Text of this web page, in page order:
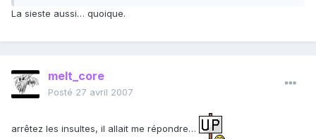
La sieste aussi… quoique.
melt_core
Posté 27 avril 2007
arrêtez les insultes, il allait me répondre…